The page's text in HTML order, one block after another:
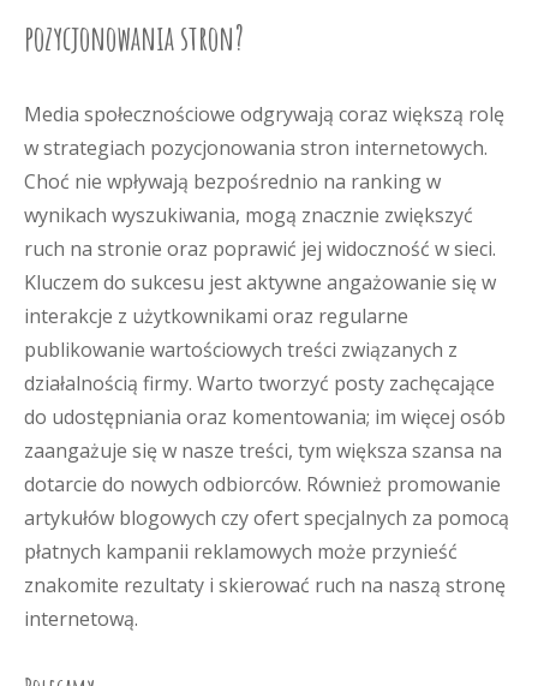
pozycjonowania stron?
Media społecznościowe odgrywają coraz większą rolę
w strategiach pozycjonowania stron internetowych.
Choć nie wpływają bezpośrednio na ranking w
wynikach wyszukiwania, mogą znacznie zwiększyć
ruch na stronie oraz poprawić jej widoczność w sieci.
Kluczem do sukcesu jest aktywne angażowanie się w
interakcje z użytkownikami oraz regularne
publikowanie wartościowych treści związanych z
działalnością firmy. Warto tworzyć posty zachęcające
do udostępniania oraz komentowania; im więcej osób
zaangażuje się w nasze treści, tym większa szansa na
dotarcie do nowych odbiorców. Również promowanie
artykułów blogowych czy ofert specjalnych za pomocą
płatnych kampanii reklamowych może przynieść
znakomite rezultaty i skierować ruch na naszą stronę
internetową.